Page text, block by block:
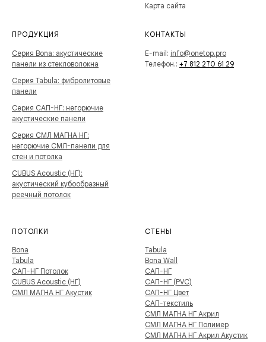
Карта сайта
ПРОДУКЦИЯ
Серия Bona: акустические
панели из стекловолокна
Серия Tabula: фибролитовые
панели
Серия САП-НГ: негорючие
акустические панели
Серия СМЛ МАГНА НГ:
негорючие СМЛ-панели для
стен и потолка
CUBUS Acoustic (НГ):
акустический кубообразный
реечный потолок
КОНТАКТЫ
E-mail: info@onetop.pro
Телефон.: +7 812 270 61 29
ПОТОЛКИ
Bona
Tabula
САП-НГ Потолок
CUBUS Acoustic (НГ)
СМЛ МАГНА НГ Акустик
СТЕНЫ
Tabula
Bona Wall
САП-НГ
САП-НГ (PVC)
САП-НГ Цвет
САП-текстиль
СМЛ МАГНА НГ Акрил
СМЛ МАГНА НГ Полимер
СМЛ МАГНА НГ Акрил Акустик